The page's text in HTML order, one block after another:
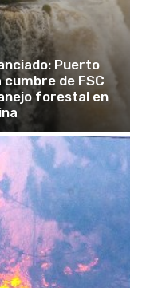
Puerto
cumbre de FSC
forestal en